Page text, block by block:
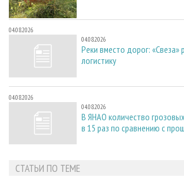
04.08.2026
04.08.2026
Реки вместо дорог:
логистику
04.08.2026
04.08.2026
В ЯНАО количество
в 15 раз по сравнению с
СТАТЬИ ПО ТЕМЕ